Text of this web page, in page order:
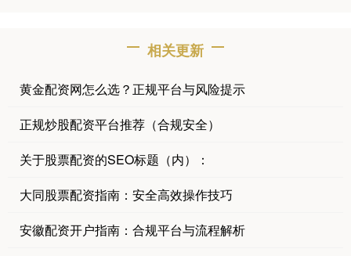
相关更新
黄金配资网怎么选？正规平台与风险提示
正规炒股配资平台推荐（合规安全）
关于股票配资的SEO标题（内）：
大同股票配资指南：安全高效操作技巧
安徽配资开户指南：合规平台与流程解析